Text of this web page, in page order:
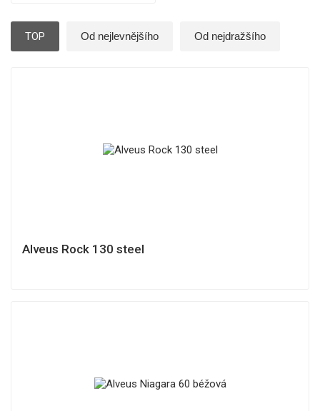
TOP Od nejlevnějšího Od nejdražšího
Alveus Rock 130 steel